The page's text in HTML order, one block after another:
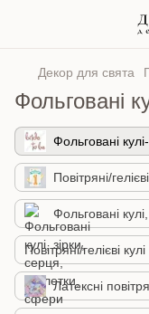
Декор для свята
Фольговані
Фольговані
Повітряні/
Фольговані
Повітряні/гелієві
Латексні